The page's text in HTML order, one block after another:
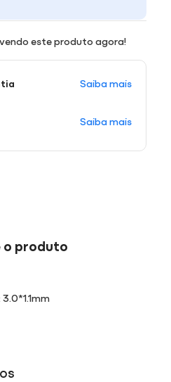
este produto agora!
Saiba mais
Saiba mais
o produto